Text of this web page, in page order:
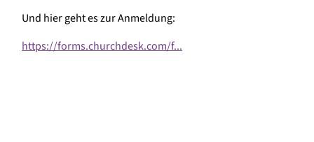
Und hier geht es zur Anmeldung:
https://forms.churchdesk.com/f...